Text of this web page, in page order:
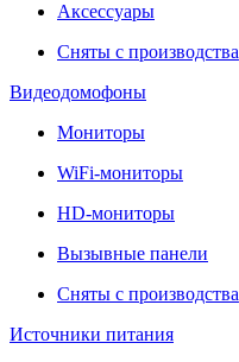
Аксессуары
Сняты с производства
Видеодомофоны
Мониторы
WiFi-мониторы
HD-мониторы
Вызывные панели
Сняты с производства
Источники питания